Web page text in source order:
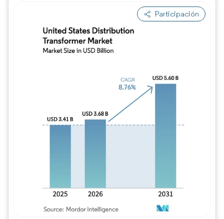
Participación
Imagen © Mordor Intelligence. El uso